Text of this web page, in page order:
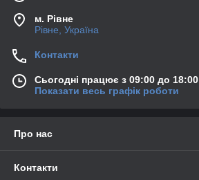
м. Рівне
Рівне, Україна
Контакти
Сьогодні працює з 09:00 до 18:00
Показати весь графік роботи
Про нас
Контакти